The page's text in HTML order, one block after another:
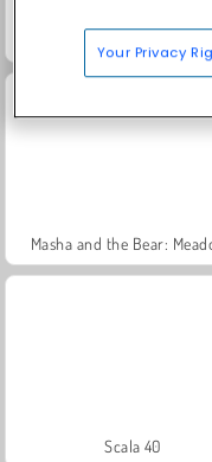
Masha and the Bear:
Scala 40
Your Privacy